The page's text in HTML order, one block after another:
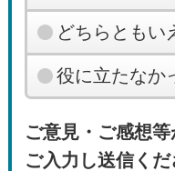
どちらともい
役に立たなか
ご意見・ご感想
ご入力し送信くだ